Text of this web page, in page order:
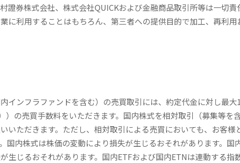
證券株式会社、株式会社QUICKおよび金融商品取引所等は一切責
に利用することはもちろん、第三者への提供目的で加工、再利用
インフラファンドを含む）の売買取引には、約定代金に対し最大
の売買手数料をいただきます。国内株式を相対取引（募集等を
いただきます。ただし、相対取引による売買においても、お客様
国内株式は株価の変動により損失が生じるおそれがあります。国
生じるおそれがあります。国内ETFおよび国内ETNは連動する指